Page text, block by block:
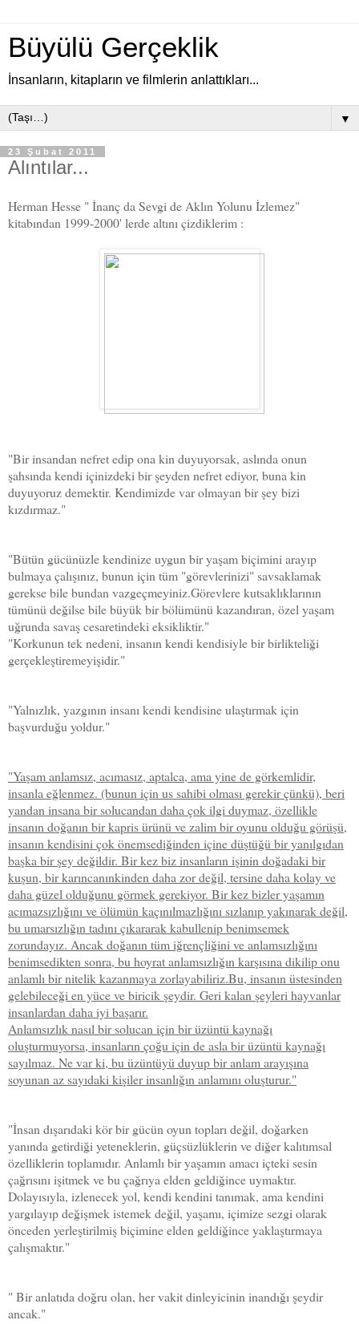
Büyülü Gerçeklik
İnsanların, kitapların ve filmlerin anlattıkları...
▼
23 Şubat 2011
Alıntılar...
Herman Hesse " İnanç da Sevgi de Aklın Yolunu İzlemez"
kitabından 1999-2000' lerde altını çizdiklerim :
"Bir insandan nefret edip ona kin duyuyorsak, aslında onun
şahsında kendi içinizdeki bir şeyden nefret ediyor, buna kin
duyuyoruz demektir. Kendimizde var olmayan bir şey bizi
kızdırmaz."
"Bütün gücünüzle kendinize uygun bir yaşam biçimini arayıp
bulmaya çalışınız, bunun için tüm "görevlerinizi" savsaklamak
gerekse bile bundan vazgeçmeyiniz.Görevlere kutsaklıklarının
tümünü değilse bile büyük bir bölümünü kazandıran, özel yaşam
uğrunda savaş cesaretindeki eksikliktir."
"Korkunun tek nedeni, insanın kendi kendisiyle bir birlikteliği
gerçekleştiremeyişidir."
"Yalnızlık, yazgının insanı kendi kendisine ulaştırmak için
başvurduğu yoldur."
"Yaşam anlamsız, acımasız, aptalca, ama yine de görkemlidir,
insanla eğlenmez. (bunun için us sahibi olması gerekir çünkü), beri
yandan insana bir solucandan daha çok ilgi duymaz, özellikle
insanın doğanın bir kapris ürünü ve zalim bir oyunu olduğu görüşü,
insanın kendisini çok önemsediğinden içine düştüğü bir yanılgıdan
başka bir şey değildir. Bir kez biz insanların işinin doğadaki bir
kuşun, bir karıncanınkinden daha zor değil, tersine daha kolay ve
daha güzel olduğunu görmek gerekiyor. Bir kez bizler yaşamın
acımazsızlığını ve ölümün kaçınılmazlığını sızlanıp yakınarak değil,
bu umarsızlığın tadını çıkararak kabullenip benimsemek
zorundayız. Ancak doğanın tüm iğrençliğini ve anlamsızlığını
benimsedikten sonra, bu hoyrat anlamsızlığın karşısına dikilip onu
anlamlı bir nitelik kazanmaya zorlayabiliriz.Bu, insanın üstesinden
gelebileceği en yüce ve biricik şeydir. Geri kalan şeyleri hayvanlar
insanlardan daha iyi başarır.
Anlamsızlık nasıl bir solucan için bir üzüntü kaynağı
oluşturmuyorsa, insanların çoğu için de asla bir üzüntü kaynağı
sayılmaz. Ne var ki, bu üzüntüyü duyup bir anlam arayışına
soyunan az sayıdaki kişiler insanlığın anlamını oluşturur."
"İnsan dışarıdaki kör bir gücün oyun topları değil, doğarken
yanında getirdiği yeteneklerin, güçsüzlüklerin ve diğer kalıtımsal
özelliklerin toplamıdır. Anlamlı bir yaşamın amacı içteki sesin
çağrısını işitmek ve bu çağrıya elden geldiğince uymaktır.
Dolayısıyla, izlenecek yol, kendi kendini tanımak, ama kendini
yargılayıp değişmek istemek değil, yaşamı, içimize sezgi olarak
önceden yerleştirilmiş biçimine elden geldiğince yaklaştırmaya
çalışmaktır."
" Bir anlatıda doğru olan, her vakit dinleyicinin inandığı şeydir
ancak."